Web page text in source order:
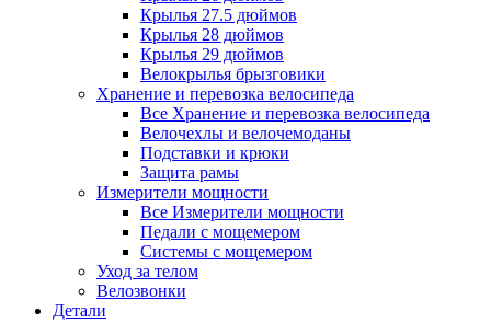
Крылья 27.5 дюймов
Крылья 28 дюймов
Крылья 29 дюймов
Велокрылья брызговики
Хранение и перевозка велосипеда
Все Хранение и перевозка велосипеда
Велочехлы и велочемоданы
Подставки и крюки
Защита рамы
Измерители мощности
Все Измерители мощности
Педали с мощемером
Системы с мощемером
Уход за телом
Велозвонки
Детали